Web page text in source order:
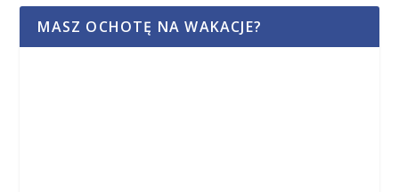
MASZ OCHOTĘ NA WAKACJE?